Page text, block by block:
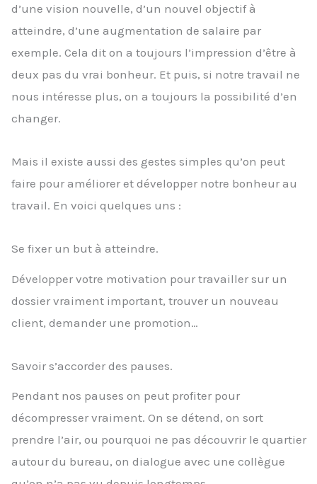
d’une vision nouvelle, d’un nouvel objectif à
atteindre, d’une augmentation de salaire par
exemple. Cela dit on a toujours l’impression d’être à
deux pas du vrai bonheur. Et puis, si notre travail ne
nous intéresse plus, on a toujours la possibilité d’en
changer.
Mais il existe aussi des gestes simples qu’on peut
faire pour améliorer et développer notre bonheur au
travail. En voici quelques uns :
Se fixer un but à atteindre.
Développer votre motivation pour travailler sur un
dossier vraiment important, trouver un nouveau
client, demander une promotion…
Savoir s’accorder des pauses.
Pendant nos pauses on peut profiter pour
décompresser vraiment. On se détend, on sort
prendre l’air, ou pourquoi ne pas découvrir le quartier
autour du bureau, on dialogue avec une collègue